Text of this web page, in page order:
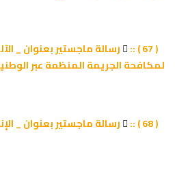
رسالة ماجستير بعنوان _
لمكافحة الجريمة المنظمة عبر الوطنية
رسالة ماجستير بعنوان _